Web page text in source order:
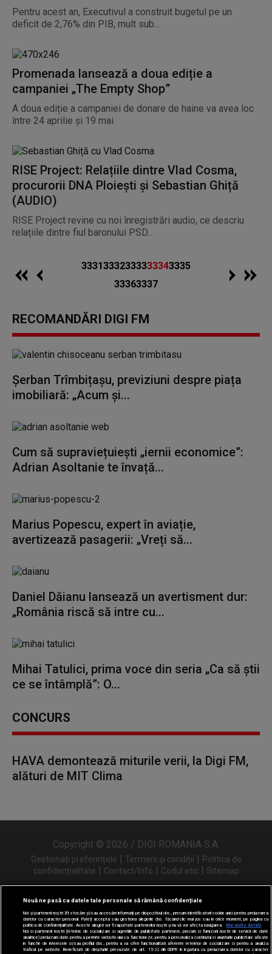
Pentru acest an, Executivul a construit bugetul pe un
deficit de 2,76% din PIB, mult sub...
Promenada lansează a doua ediție a
campaniei „The Empty Shop”
A doua ediție a campaniei de donare de haine va avea loc
între 24 aprilie și 19 mai.
RISE Project: Relațiile dintre Vlad Cosma,
procurorii DNA Ploiești și Sebastian Ghiță
(AUDIO)
RISE Project revine cu noi înregistrări audio, ce descriu
relațiile dintre fiul baronului PSD...
33313332333333343335
33363337
RECOMANDĂRI DIGI FM
Șerban Trîmbițașu, previziuni despre piața
imobiliară: „Acum și...
Cum să supraviețuiești „iernii economice”:
Adrian Asoltanie te învață...
Marius Popescu, expert în aviație,
avertizează pasagerii: „Vreți să...
Daniel Dăianu lansează un avertisment dur:
„România riscă să intre cu...
Mihai Tatulici, prima voce din seria „Ca să știi
ce se întâmplă”: O...
CONCURS
HAVA demontează miturile verii, la Digi FM,
alături de MIT Clima
Copyright © 2026 / DIGI ROMANIA S.A.
Gestionați preferințele | Termeni și condiții | Politica de
confidențialitate | Contact/Info | Codul etic | Sitemap
Urmărește-ne și pe
Nouă ne pasă ca datele tale personale să rămână confidențiale
Noi și partenerii noștri31 stocăm și/sau accesăm informații pe dispozitivul dvs., precum identificatorii cookie unici pentru prelucrarea
datelor cu caracter personal. Puteți accepta sau gestiona alegerile dvs. făcând clic mai jos sau în orice moment, pe pagina cu
politica de confidențialitate. Aceste alegeri vor fi raportate partenerilor noștri și nu vă vor afecta navigarea.
Mai multe detalii
Noi si partenerii nostri (retelele de socializare si agentiile de publicitate partenere, precum si furnizorii nostri de servicii de date
analitice) prelucram date pentru a permite website-ului sa functioneze, pentru a personaliza continutul si anunturile publicitare afisate
in functie de interesele si/sau profilul dvs., pentru a va oferi functionalitati aferente retelelor de socializare si pentru a analiza
traficul pe website. Beneficiati de drepturile prevazute de art. 15-22 din GDPR in legatura cu prelucrarea datelor cu caracter